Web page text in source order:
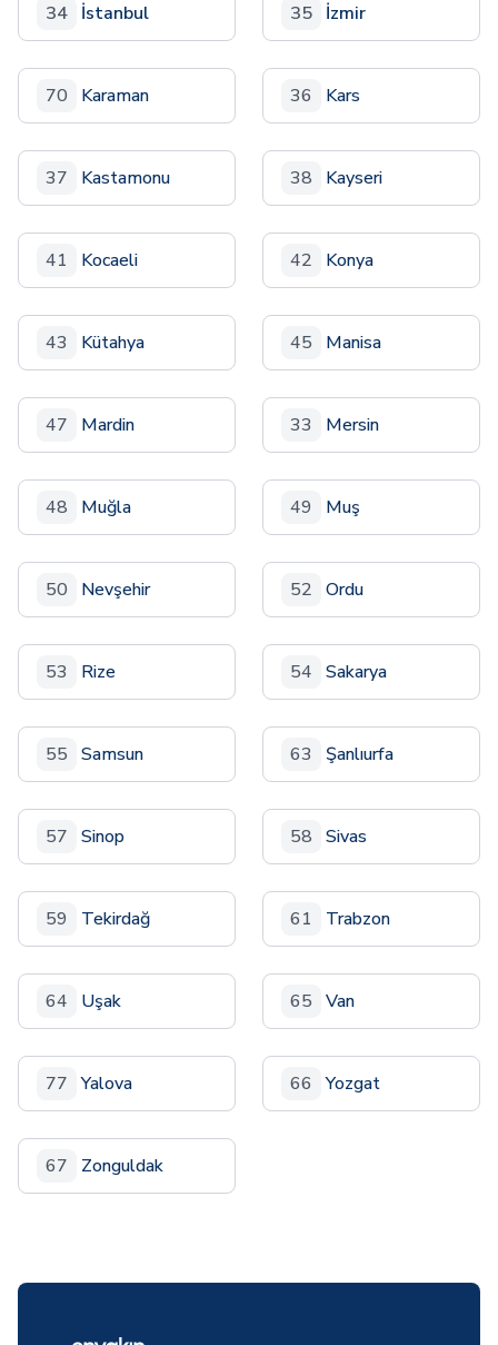
34 İstanbul 35 İzmir
70 Karaman 36 Kars
37 Kastamonu 38 Kayseri
41 Kocaeli 42 Konya
43 Kütahya 45 Manisa
47 Mardin 33 Mersin
48 Muğla 49 Muş
50 Nevşehir 52 Ordu
53 Rize 54 Sakarya
55 Samsun 63 Şanlıurfa
57 Sinop 58 Sivas
59 Tekirdağ 61 Trabzon
64 Uşak 65 Van
77 Yalova 66 Yozgat
67 Zonguldak